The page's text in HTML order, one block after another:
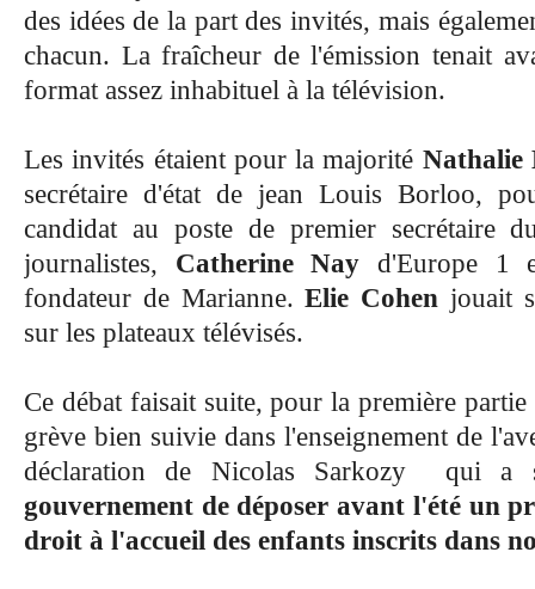
des idées de la part des invités, mais
chacun. La fraîcheur de l'émission tenait
format assez inhabituel à la télévision.
Les invités étaient pour la majorité Nathalie
secrétaire d'état de jean Louis Borloo,
candidat au poste de premier secrétaire
journalistes, Catherine Nay d'Europe 1
fondateur de Marianne.Elie Cohen jouait
sur les plateaux télévisés.
Ce débat faisait suite, pour la première
grève bien suivie dans l'enseignement de
déclaration de Nicolas Sarkozy qui a
gouvernement de déposer avant l'été un
droit à l'accueil des enfants inscrits dans